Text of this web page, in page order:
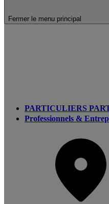
Fermer le menu principal
PARTICULIERS
Professionnels &